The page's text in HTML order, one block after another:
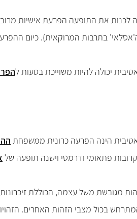
לכנות את התופעה הפרעת אישיות
בתרבות המרוקאית). כיום
יכולה להיות משוייכת בטעות ל
הינה הפרעה כרונית ממשפחת
פתאומי ודרמטי וישנה תופעה של
מגובשת משל עצמה, הכוללת
בכול מצבי הזהות האחרים.